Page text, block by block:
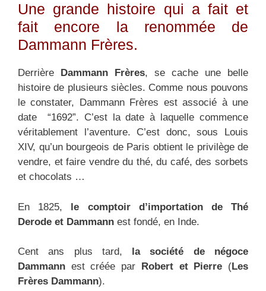
Une grande histoire qui a fait et
fait encore la renommée de
Dammann Frères.
Derrière Dammann Frères, se cache une belle
histoire de plusieurs siècles. Comme nous pouvons
le constater, Dammann Frères est associé à une
date “1692”. C’est la date à laquelle commence
véritablement l’aventure. C’est donc, sous Louis
XIV, qu’un bourgeois de Paris obtient le privilège de
vendre, et faire vendre du thé, du café, des sorbets
et chocolats …
En 1825, le comptoir d’importation de Thé
Derode et Dammann est fondé, en Inde.
Cent ans plus tard,
la société de négoce
Dammann est créée par Robert et Pierre (Les
Frères Dammann).